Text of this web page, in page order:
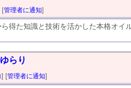
[管理者に通知]
得た知識と技術を活かした本格オイ
らり
] [管理者に通知]